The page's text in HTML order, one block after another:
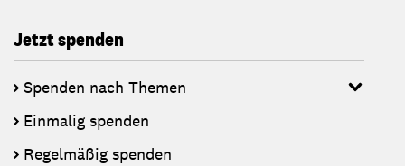
Jetzt spenden
Spenden nach Themen
Einmalig spenden
Regelmäßig spenden